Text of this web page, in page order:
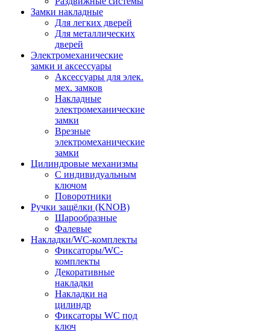
Замки накладные
Для легких дверей
Для металлических
дверей
Электромеханические
замки и аксессуары
Аксессуары для элек.
мех. замков
Накладные
электромеханические
замки
Врезные
электромеханические
замки
Цилиндровые механизмы
С индивидуальным
ключом
Поворотники
Ручки защёлки (KNOB)
Шарообразные
Фалевые
Накладки/WC-комплекты
Фиксаторы/WC-
комплекты
Декоративные
накладки
Накладки на
цилиндр
Фиксаторы WC под
ключ